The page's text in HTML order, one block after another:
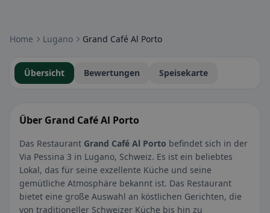
Home Lugano Grand Café Al Porto
Übersicht Bewertungen Speisekarte
Über Grand Café Al Porto
Das Restaurant Grand Café Al Porto befindet sich in der
Via Pessina 3 in Lugano, Schweiz. Es ist ein beliebtes
Lokal, das für seine exzellente Küche und seine
gemütliche Atmosphäre bekannt ist. Das Restaurant
bietet eine große Auswahl an köstlichen Gerichten, die
von traditioneller Schweizer Küche bis hin zu